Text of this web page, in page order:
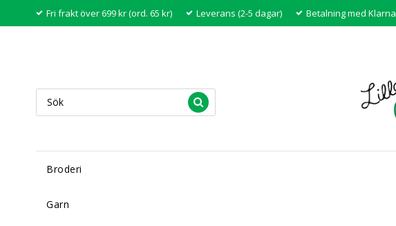
Fri frakt över 699 kr (ord. 65 kr) Leverans (2-5 dagar) Betalning med Klarna
Broderi
Garn